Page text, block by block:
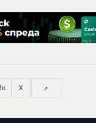
X ↗